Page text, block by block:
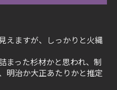
えますが、しっかりと火縄
まった杉材かと思われ、制
明治か大正あたりかと推定